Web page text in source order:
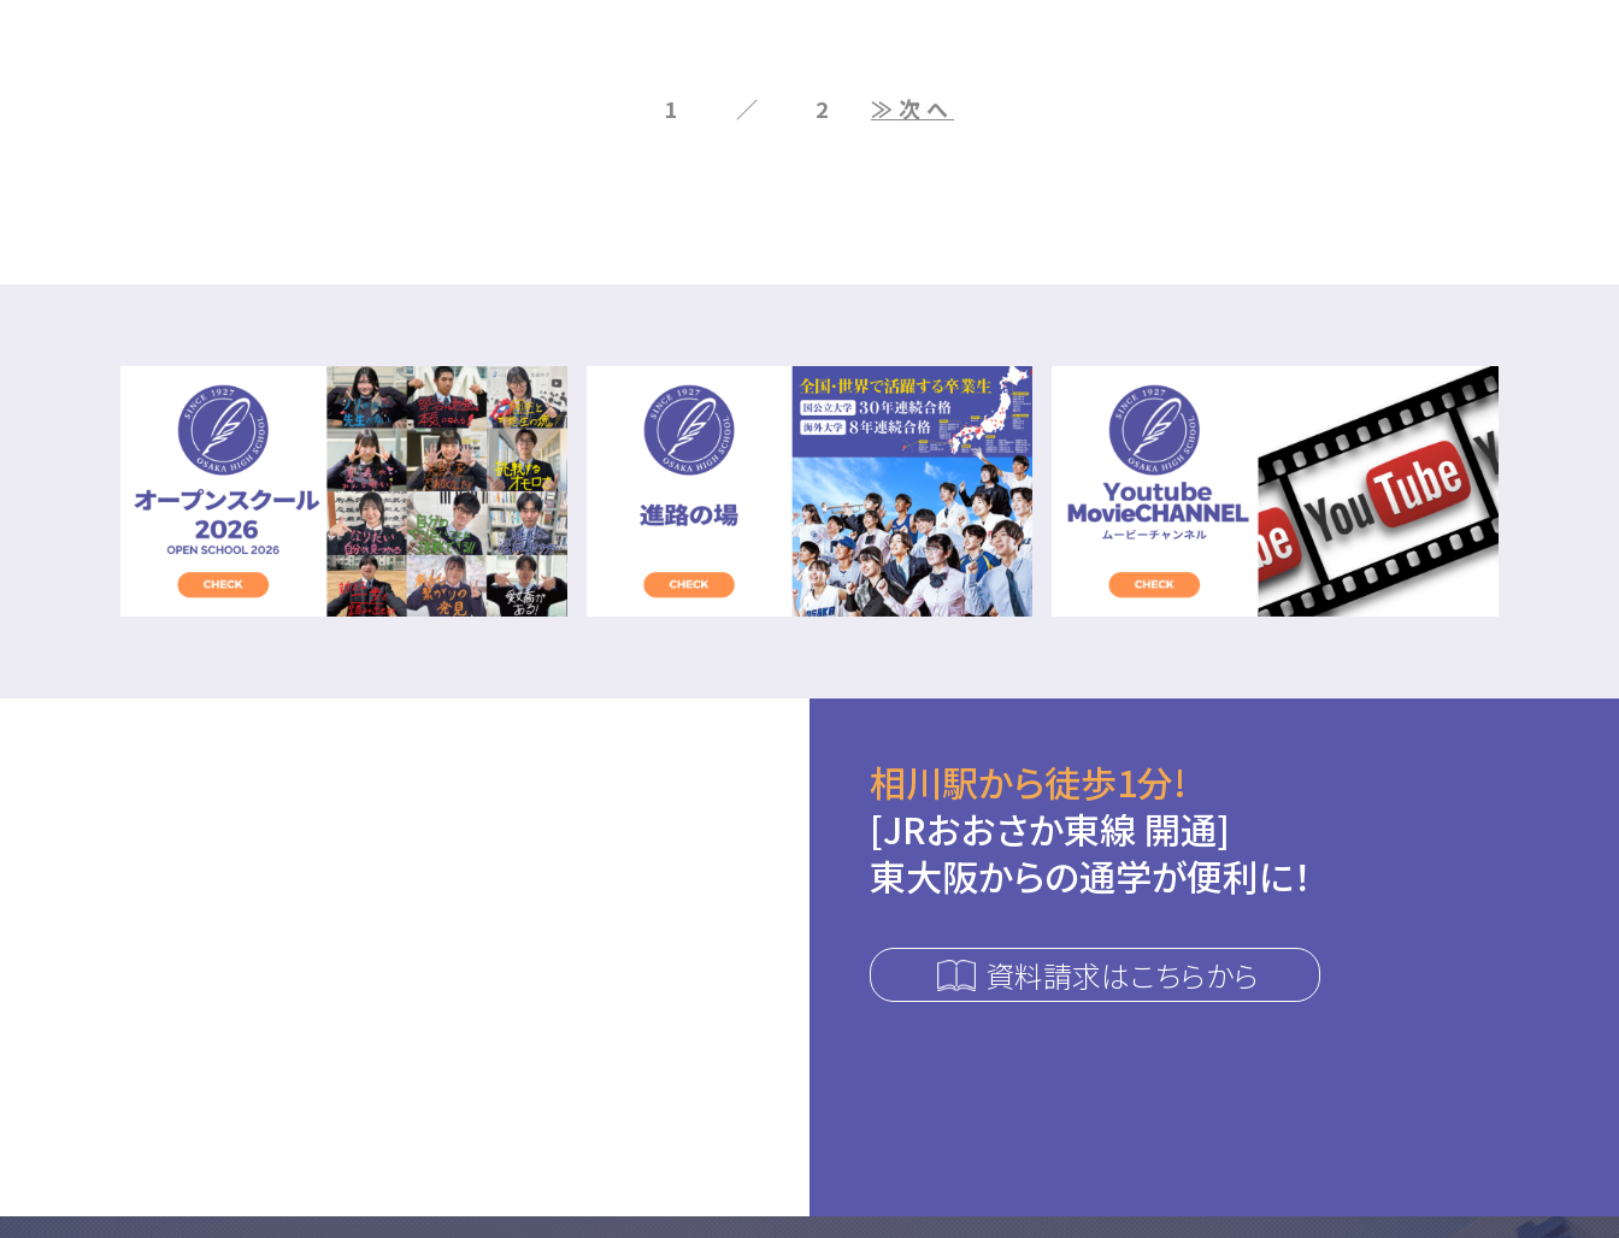
1 ／ 2 ≫次へ
相川駅から徒歩1分!
[JRおおさか東線 開通]
東大阪からの通学が便利に！
資料請求はこちらから